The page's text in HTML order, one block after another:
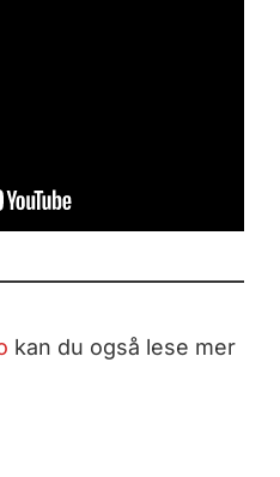
kan du også lese mer